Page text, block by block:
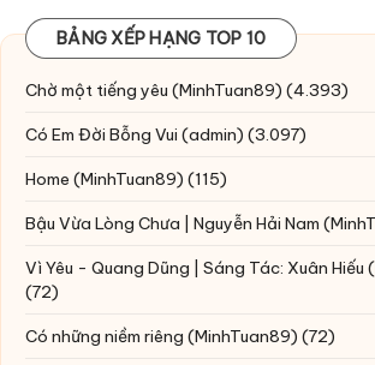
BẢNG XẾP HẠNG TOP 10
Chờ một tiếng yêu (MinhTuan89) (4.393)
Có Em Đời Bỗng Vui (admin) (3.097)
Home (MinhTuan89) (115)
Bậu Vừa Lòng Chưa | Nguyễn Hải Nam
Vì Yêu - Quang Dũng | Sáng Tác: Xuân Hiếu
(72)
Có những niềm riêng (MinhTuan89) (72)